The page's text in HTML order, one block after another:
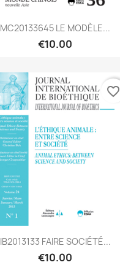
MC20133645 LE MODÈLE...
€10.00
IB2013133 FAIRE SOCIÉTÉ...
€10.00
favorite_border